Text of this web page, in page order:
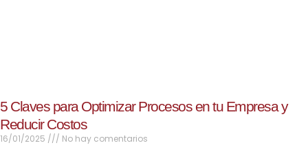
5 Claves para Optimizar Procesos en tu Empresa y
Reducir Costos
16/01/2025 No hay comentarios